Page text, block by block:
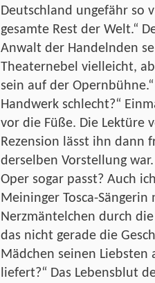
Deutschland ungefähr so
gesamte Rest der Welt.“
Anwalt der Handelnden
Theaternebel vielleicht,
sein auf der
Handwerk schlecht?“
vor die Füße. Die Lektüre
Rezension lässt ihn dann
derselben Vorstellung
Oper sogar passt? Auch
Meininger Tosca-
Nerzmäntelchen durch
das nicht gerade die
Mädchen seinen Liebsten
liefert?“ Das Lebensblut